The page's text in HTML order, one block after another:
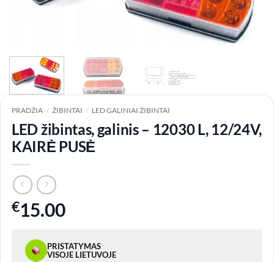
PRADŽIA / ŽIBINTAI / LED GALINIAI ŽIBINTAI
LED žibintas, galinis – 12030 L, 12/24V,
KAIRĖ PUSĖ
€15.00
PRISTATYMAS
VISOJE LIETUVOJE